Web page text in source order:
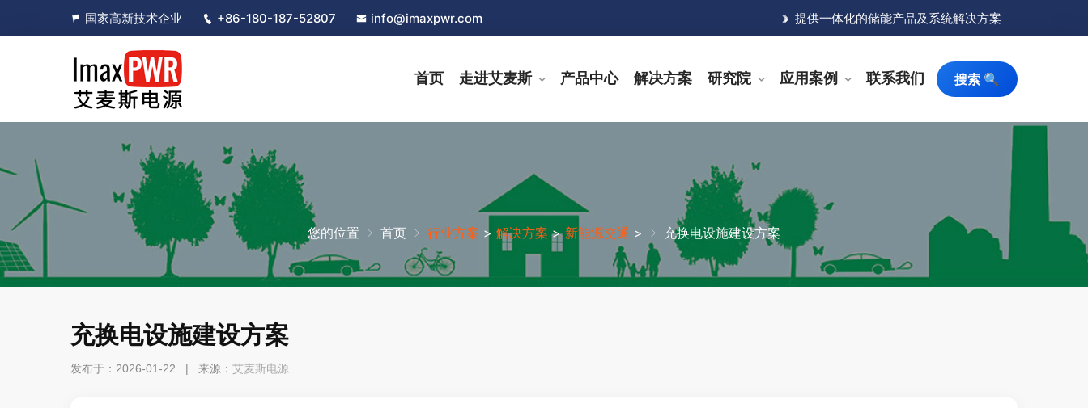
国家高新技术企业 +86-180-187-52807 info@imaxpwr.com 提供一体化的储能产品及系统解决方案
首页 走进艾麦斯 产品中心 解决方案 研究院 应用案例 联系我们 搜索 🔍
您的位置 首页 行业方案 > 解决方案 >新能源交通 > 充换电设施建设方案
充换电设施建设方案
发布于：2026-01-22 | 来源： 艾麦斯电源